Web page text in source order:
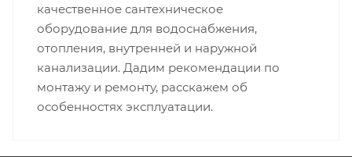
качественное сантехническое
оборудование для водоснабжения,
отопления, внутренней и наружной
канализации. Дадим рекомендации по
монтажу и ремонту, расскажем об
особенностях эксплуатации.